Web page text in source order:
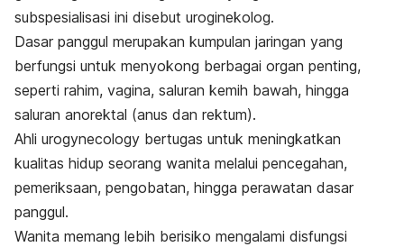
subspesialisasi ini disebut uroginekolog.
Dasar panggul merupakan kumpulan jaringan yang
berfungsi untuk menyokong berbagai organ penting,
seperti rahim, vagina, saluran kemih bawah, hingga
saluran anorektal (anus dan rektum).
Ahli urogynecology bertugas untuk meningkatkan
kualitas hidup seorang wanita melalui pencegahan,
pemeriksaan, pengobatan, hingga perawatan dasar
panggul.
Wanita memang lebih berisiko mengalami disfungsi